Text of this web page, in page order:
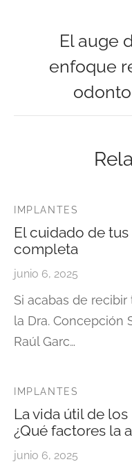
El auge
enfoque
IMPLANTES
El cuidado de
completa
junio 6, 2025
Si acabas de
la Dra. Concepción
Raúl Garc…
IMPLANTES
La vida útil de
¿Qué factores la
junio 6, 2025